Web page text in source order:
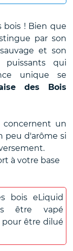
bois ! Bien que
par son
et son
qui
unique se
des Bois
concernent un
peu d'arôme si
à votre base
bois eLiquid
être vapé
être dilué